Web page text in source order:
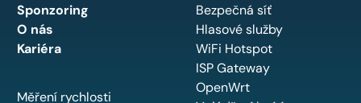
Sponzoring
O nás
Kariéra
Měření rychlosti
Bezpečná síť
Hlasové služby
WiFi Hotspot
ISP Gateway
OpenWrt